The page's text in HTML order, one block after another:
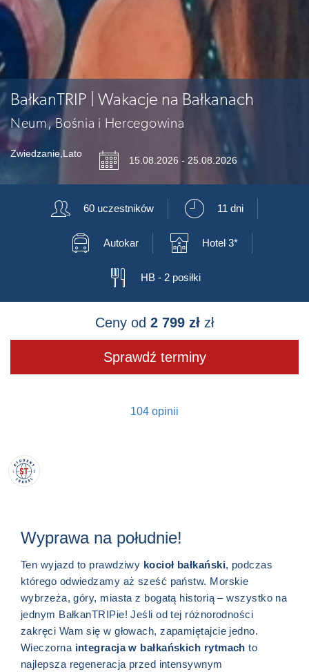
BałkanTRIP | Wakacje na Bałkanach
Neum, Bośnia i Hercegowina
Zwiedzanie Lato 📅 15.08.2026 - 25.08.2026
👥 60 uczestników ⏲ 11 dni
🚍 Autokar 🏨 Hotel 3*
🍴 HB - 2 posiłki
Ceny od 2 799 zł zł
Sprawdź terminy
104 opinii
Wyprawa na południe!
Ten wyjazd to prawdziwy kocioł bałkański, podczas
którego odwiedzamy aż sześć państw. Morskie
wybrzeża, góry, miasta z bogatą historią – wszystko na
jednym BałkanTRIPie! Jeśli od tej różnorodności
zakręci Wam się w głowach, zapamiętajcie jedno.
Wieczorna integracja w bałkańskich rytmach to
najlepsza regeneracja przed intensywnym